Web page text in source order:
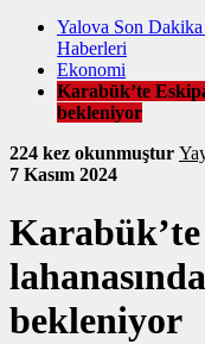
Yalova Son
Haberleri
Ekonomi
Karabük’te
bekleniyor
224 kez okunmuştur
7 Kasım 2024
bekleniyor